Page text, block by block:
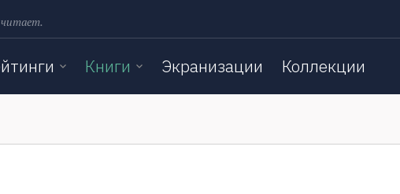
читает.
Книги Экранизации Коллекции